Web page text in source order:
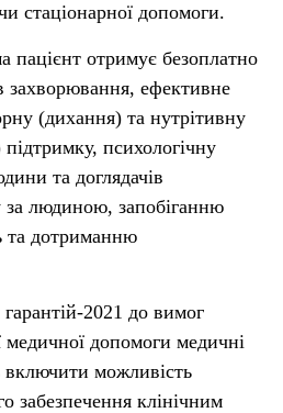
стаціонарної допомоги.
пацієнт отримує безоплатно
захворювання, ефективне
(дихання) та нутрітивну
психологічну
та доглядачів
за людиною, запобіганню
та дотриманню
2021 до вимог
медичної допомоги медичні
можливість
забезпечення клінічним